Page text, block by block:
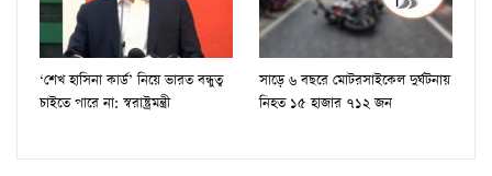
‘শেখ হাসিনা কার্ড’ নিয়ে ভারত বন্ধুত্ব
চাইতে পারে না: স্বরাষ্ট্রমন্ত্রী
সাড়ে ৬ বছরে মোটরসাইকেল দুর্ঘটনায়
নিহত ১৫ হাজার ৭১২ জন